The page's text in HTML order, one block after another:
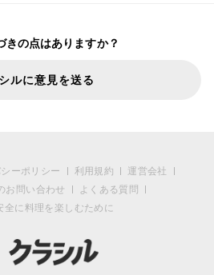
きの点はありますか？
ルに意見を送る
ーポリシー 利用規約
運営会社
お問い合わせ
よくある質問
全に料理を楽しむために